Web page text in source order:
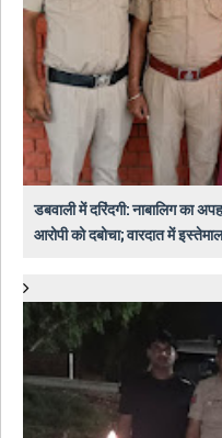
डबवाली में दरिंदगी: नाबालिग का
आरोपी को दबोचा; वारदात में